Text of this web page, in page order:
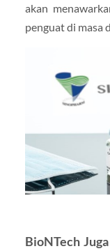
akan
penguat di masa
BioNTech